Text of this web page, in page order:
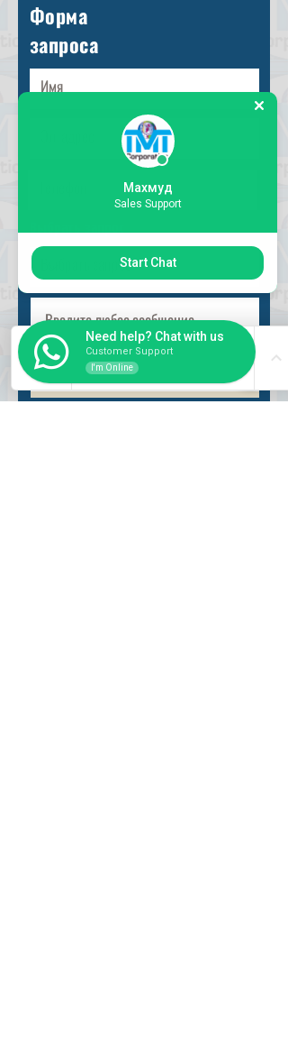
Форма
запроса
Махмуд
Sales Support
Start Chat
Need help? Chat with us
Customer Support
I'm Online